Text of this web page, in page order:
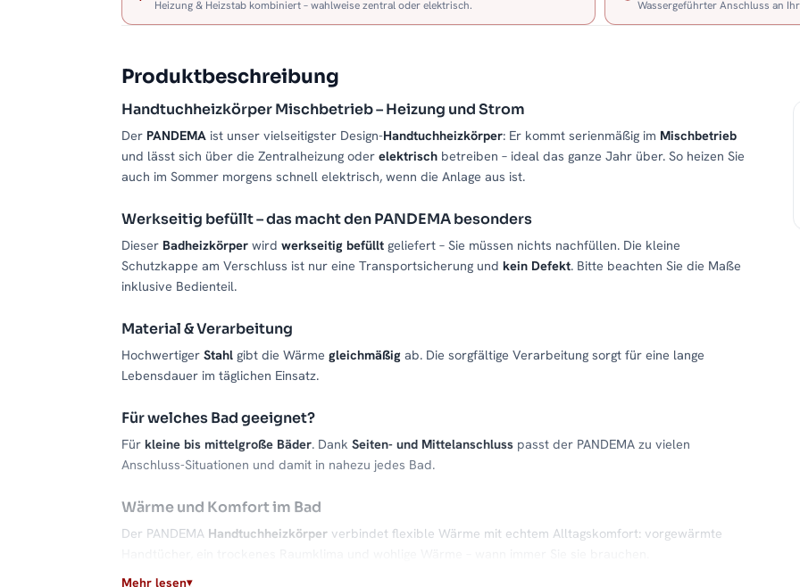
Heizung & Heizstab kombiniert – wahlweise zentral oder elektrisch. Wassergeführter Anschluss an
Produktbeschreibung
Handtuchheizkörper Mischbetrieb – Heizung und Strom
Der PANDEMA ist unser vielseitigster Design-Handtuchheizkörper: Er kommt serienmäßig im Mischbetrieb
und lässt sich über die Zentralheizung oder elektrisch betreiben – ideal das ganze Jahr über. So heizen Sie
auch im Sommer morgens schnell elektrisch, wenn die Anlage aus ist.
Werkseitig befüllt – das macht den PANDEMA besonders
Dieser Badheizkörper wird werkseitig befüllt geliefert – Sie müssen nichts nachfüllen. Die kleine
Schutzkappe am Verschluss ist nur eine Transportsicherung und kein Defekt. Bitte beachten Sie die Maße
inklusive Bedienteil.
Material & Verarbeitung
Hochwertiger Stahl gibt die Wärme gleichmäßig ab. Die sorgfältige Verarbeitung sorgt für eine lange
Lebensdauer im täglichen Einsatz.
Für welches Bad geeignet?
Für kleine bis mittelgroße Bäder. Dank Seiten- und Mittelanschluss passt der PANDEMA zu vielen
Anschluss-Situationen und damit in nahezu jedes Bad.
Wärme und Komfort im Bad
Der PANDEMA Handtuchheizkörper verbindet flexible Wärme mit echtem Alltagskomfort: vorgewärmte
Mehr lesen